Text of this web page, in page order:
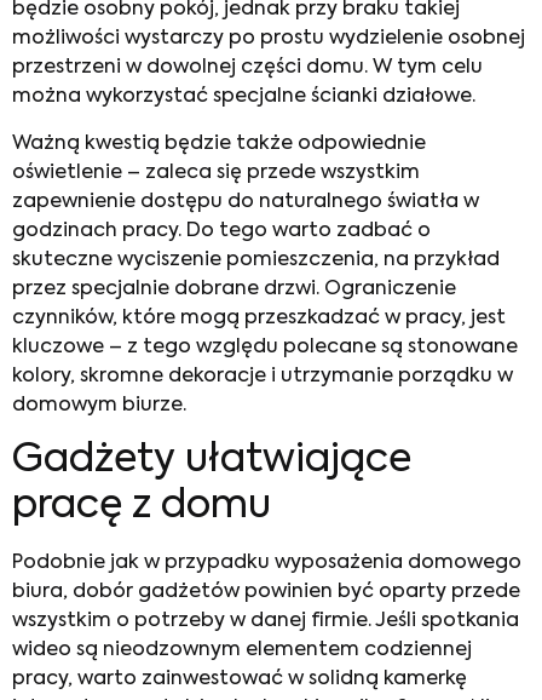
będzie osobny pokój, jednak przy braku takiej
możliwości wystarczy po prostu wydzielenie osobnej
przestrzeni w dowolnej części domu. W tym celu
można wykorzystać specjalne ścianki działowe.
Ważną kwestią będzie także odpowiednie
oświetlenie – zaleca się przede wszystkim
zapewnienie dostępu do naturalnego światła w
godzinach pracy. Do tego warto zadbać o
skuteczne wyciszenie pomieszczenia, na przykład
przez specjalnie dobrane drzwi. Ograniczenie
czynników, które mogą przeszkadzać w pracy, jest
kluczowe – z tego względu polecane są stonowane
kolory, skromne dekoracje i utrzymanie porządku w
domowym biurze.
Gadżety ułatwiające
pracę z domu
Podobnie jak w przypadku wyposażenia domowego
biura, dobór gadżetów powinien być oparty przede
wszystkim o potrzeby w danej firmie. Jeśli spotkania
wideo są nieodzownym elementem codziennej
pracy, warto zainwestować w solidną kamerkę